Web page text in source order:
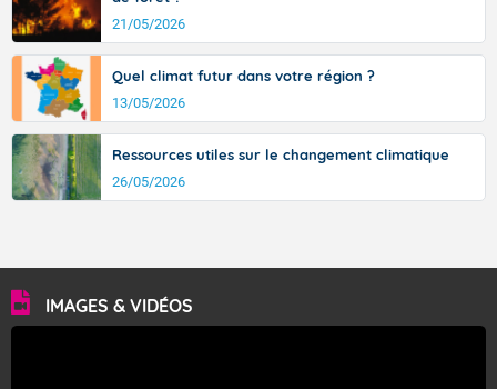
21/05/2026
Quel climat futur dans votre région ?
13/05/2026
Ressources utiles sur le changement climatique
26/05/2026
IMAGES & VIDÉOS